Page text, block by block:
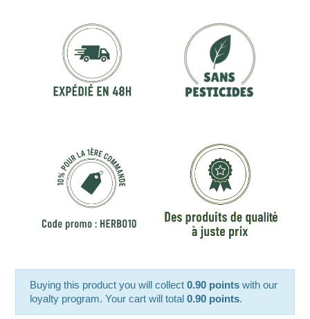
Buying this product you will collect0.90 points with our
loyalty program. Your cart will total0.90 points.